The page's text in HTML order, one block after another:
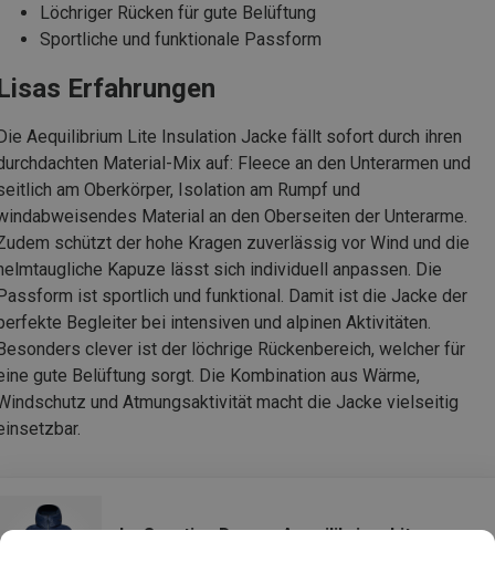
Löchriger Rücken für gute Belüftung
Sportliche und funktionale Passform
Erfahrungen
Aequilibrium Lite Insulation Jacke fällt sofort durch ihren
Material-Mix auf: Fleece an den Unterarmen und
am Oberkörper, Isolation am Rumpf und
Material an den Oberseiten der Unterarme.
schützt der hohe Kragen zuverlässig vor Wind und die
Kapuze lässt sich individuell anpassen. Die
ist sportlich und funktional. Damit ist die Jacke der
Begleiter bei intensiven und alpinen Aktivitäten.
clever ist der löchrige Rückenbereich, welcher für
gute Belüftung sorgt. Die Kombination aus Wärme,
und Atmungsaktivität macht die Jacke vielseitig
La Sportiva Damen Aequilibrium Lite